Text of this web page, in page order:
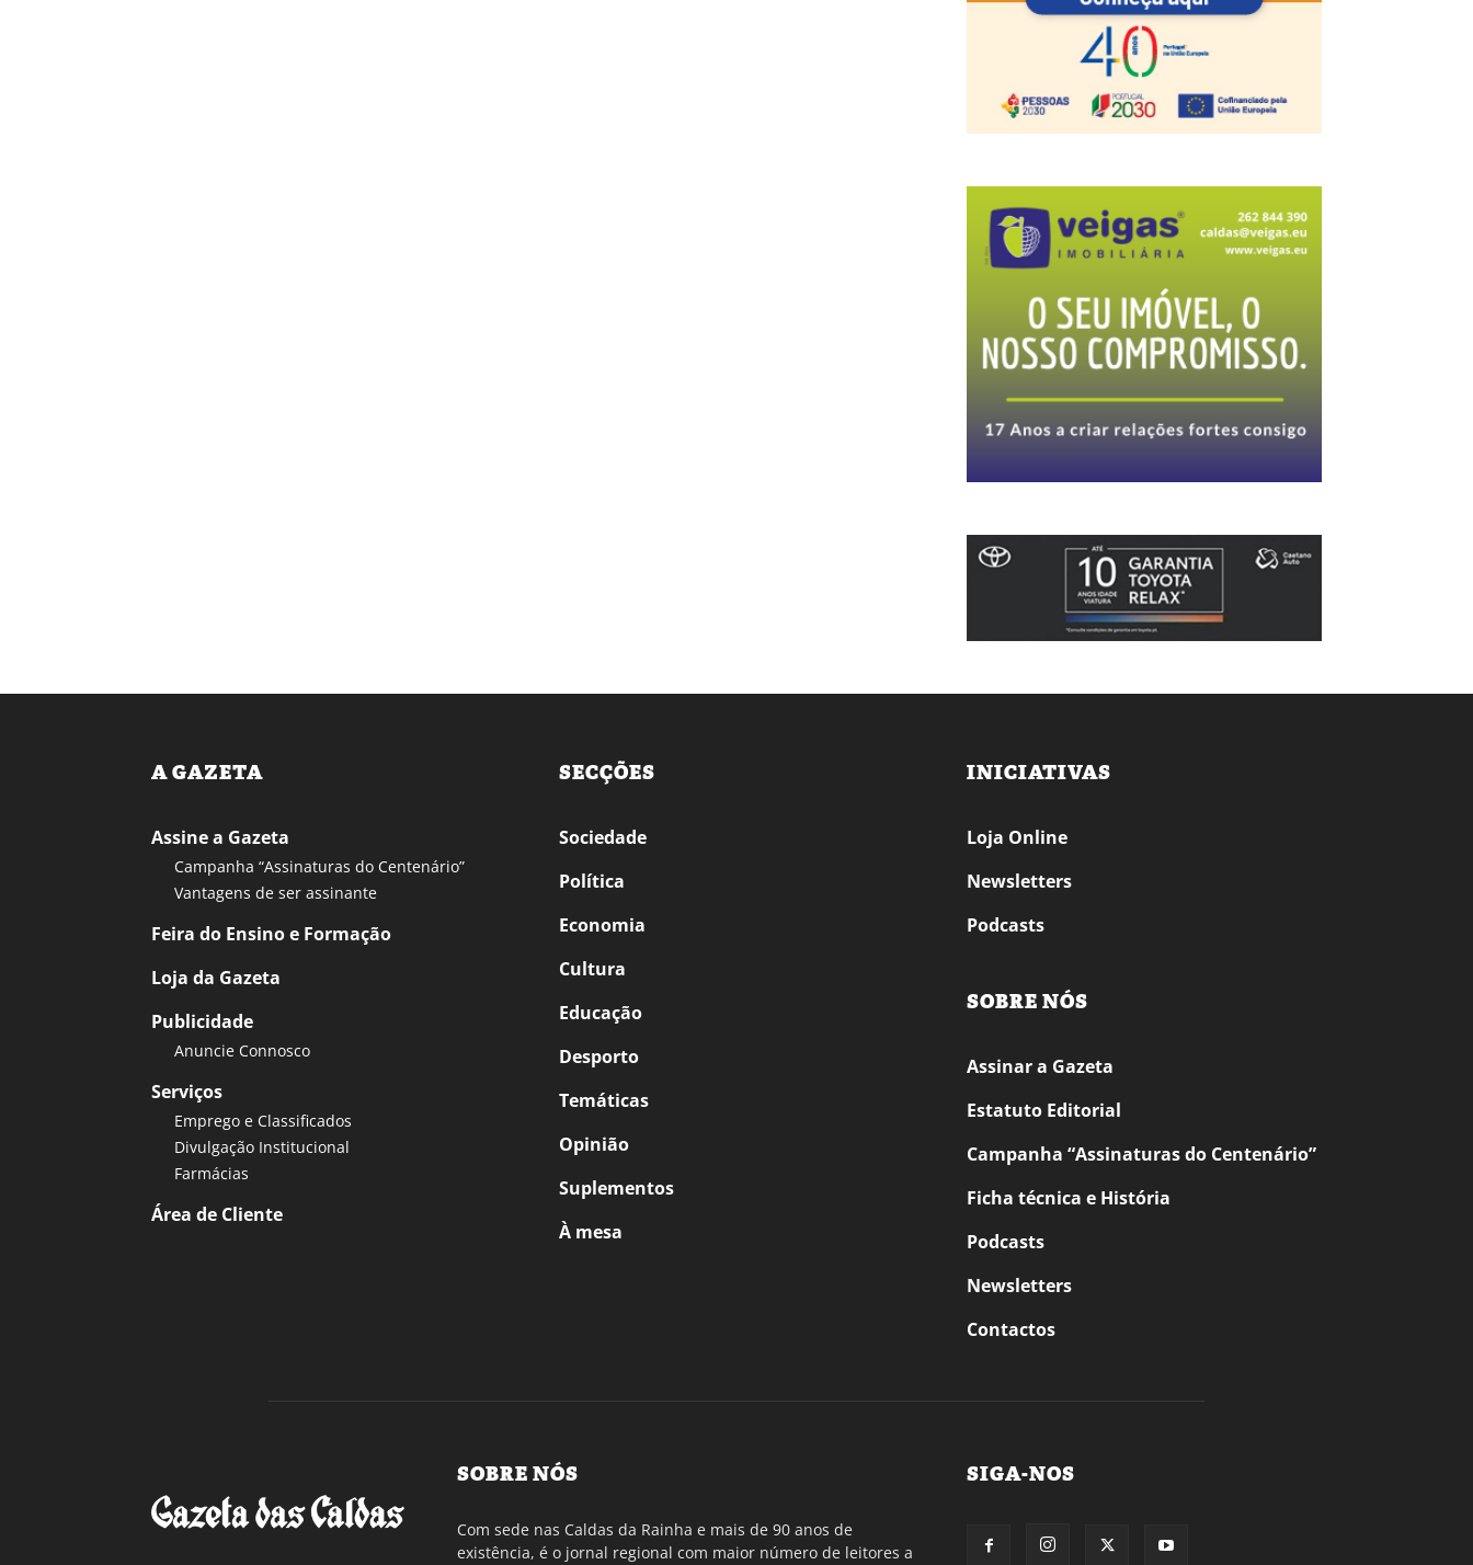
A GAZETA
Assine a Gazeta
Campanha “Assinaturas do Centenário”
Vantagens de ser assinante
Feira do Ensino e Formação
Loja da Gazeta
Publicidade
Anuncie Connosco
Serviços
Emprego e Classificados
Divulgação Institucional
Farmácias
Área de Cliente
SECÇÕES
Sociedade
Política
Economia
Cultura
Educação
Desporto
Temáticas
Opinião
Suplementos
À mesa
INICIATIVAS
Loja Online
Newsletters
Podcasts
SOBRE NÓS
Assinar a Gazeta
Estatuto Editorial
Campanha “Assinaturas do Centenário”
Ficha técnica e História
Podcasts
Newsletters
Contactos
SOBRE NÓS
Com sede nas Caldas da Rainha e mais de 90 anos de
existência, é o jornal regional com maior número de leitores a
SIGA-NOS